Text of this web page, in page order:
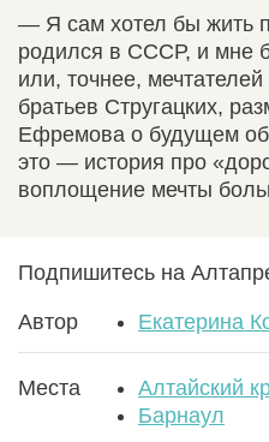
— Я сам хотел бы жить
родился в СССР, и мне
или, точнее,
братьев Стругацких,
Ефремова о будущем
это — история про
воплощение мечты
Подпишитесь на
Автор Екатерина
Места
Алтайский
Барнаул